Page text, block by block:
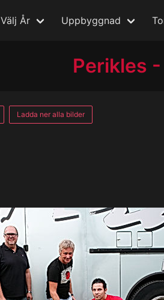
Välj År Uppbyggnad
Perikles
Ladda ner alla bilder